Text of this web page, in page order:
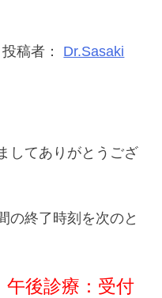
稿者： Dr.Sasaki
してありがとうござ
の終了時刻を次のと
午後診療：受付